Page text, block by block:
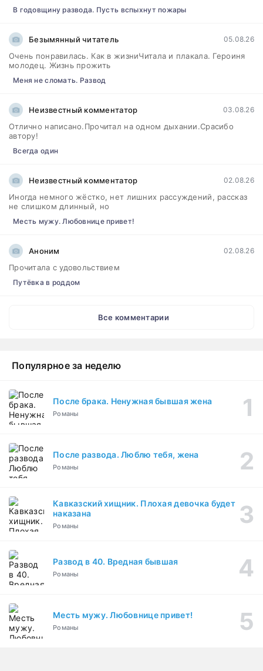
В годовщину развода. Пусть вспыхнут пожары
Безымянный читатель 05.08.26
Очень понравилась. Как в жизниЧитала и плакала. Героиня
молодец. Жизнь прожить
Меня не сломать. Развод
Неизвестный комментатор 03.08.26
Отлично написано.Прочитал на одном дыхании.Срасибо
автору!
Всегда один
Неизвестный комментатор 02.08.26
Иногда немного жёстко, нет лишних рассуждений, рассказ
не слишком длинный, но
Месть мужу. Любовнице привет!
Аноним 02.08.26
Прочитала с удовольствием
Путёвка в роддом
Все комментарии
Популярное за неделю
После брака. Ненужная бывшая жена
Романы
После развода. Люблю тебя, жена
Романы
Кавказский хищник. Плохая девочка будет
наказана
Романы
Развод в 40. Вредная бывшая
Романы
Месть мужу. Любовнице привет!
Романы